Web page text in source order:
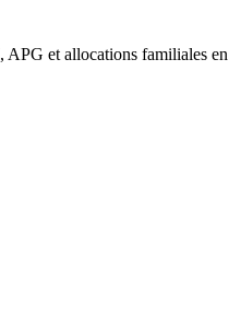
et allocations familiales en